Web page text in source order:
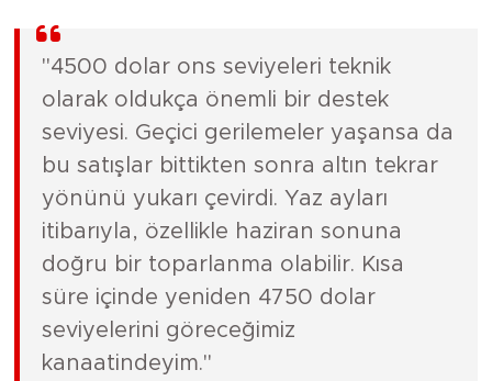
"4500 dolar ons seviyeleri teknik
olarak oldukça önemli bir destek
seviyesi. Geçici gerilemeler yaşansa da
bu satışlar bittikten sonra altın tekrar
yönünü yukarı çevirdi. Yaz ayları
itibarıyla, özellikle haziran sonuna
doğru bir toparlanma olabilir. Kısa
süre içinde yeniden 4750 dolar
seviyelerini göreceğimiz
kanaatindeyim."